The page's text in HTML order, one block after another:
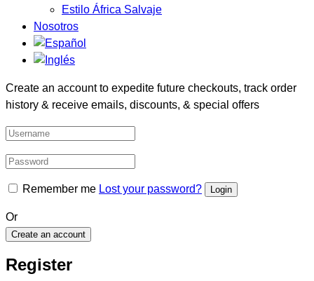
Estilo África Salvaje
Nosotros
Create an account to expedite future checkouts, track order
history & receive emails, discounts, & special offers
Remember me Lost your password?
Or
Create an account
Register